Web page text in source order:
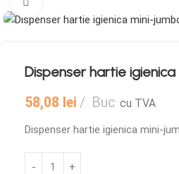
Dispenser hartie
58,08 lei Buc cu TVA
Dispenser hartie igienica mini-